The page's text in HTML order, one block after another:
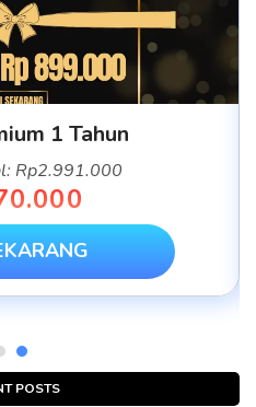
POSTS
1 Tahun
Rp2.991.000